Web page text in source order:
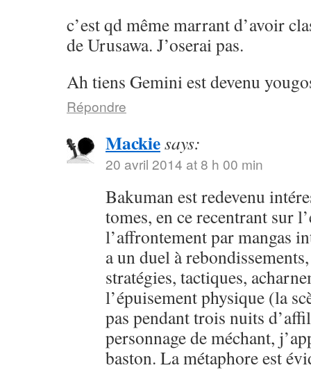
c’est qd même marrant d’avoir
de Urusawa. J’oserai pas.
Ah tiens Gemini est devenu
Répondre
Mackiesays:
20 avril 2014 at 8 h 00 min
Bakuman est redevenu
tomes, en ce recentrant sur
l’affrontement par mangas
a un duel à
stratégies, tactiques,
l’épuisement physique (la
pas pendant trois nuits
personnage de méchant,
baston. La métaphore est